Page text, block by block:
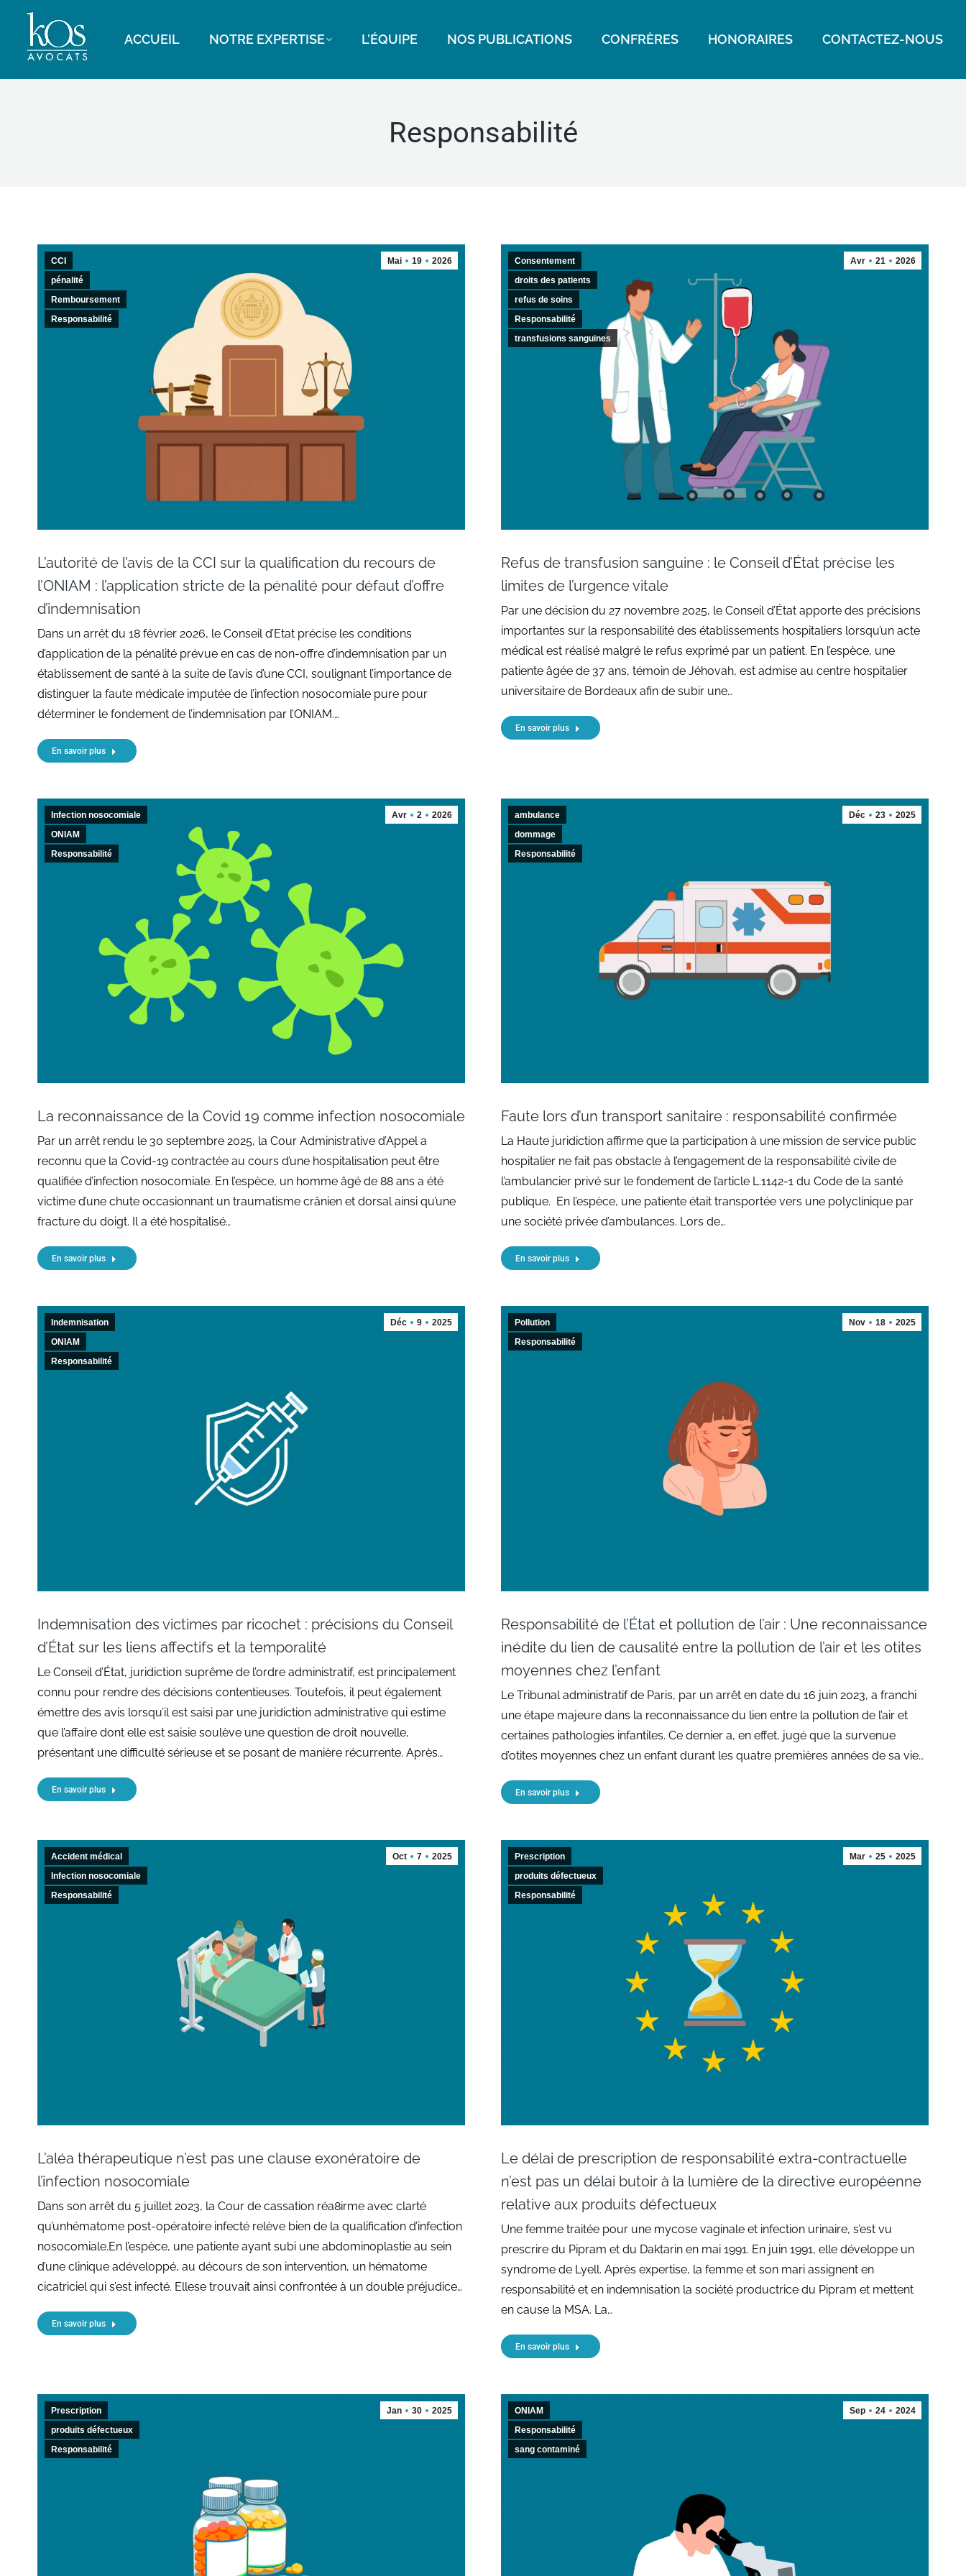
ACCUEIL NOTRE EXPERTISE L’ÉQUIPE NOS PUBLICATIONS CONFRÈRES HONORAIRES CONTACTEZ-NOUS
Responsabilité
Mai 19 2026
CCI
pénalité
Remboursement
Responsabilité
L’autorité de l’avis de la CCI sur la qualification du recours de
l’ONIAM : l’application stricte de la pénalité pour défaut d’offre
d’indemnisation
Dans un arrêt du 18 février 2026, le Conseil d’Etat précise les conditions
d’application de la pénalité prévue en cas de non-offre d’indemnisation par un
établissement de santé à la suite de l’avis d’une CCI, soulignant l’importance de
distinguer la faute médicale imputée de l’infection nosocomiale pure pour
déterminer le fondement de l’indemnisation par l’ONIAM.…
En savoir plus
Avr 21 2026
Consentement
droits des patients
refus de soins
Responsabilité
transfusions sanguines
Refus de transfusion sanguine : le Conseil d’État précise les
limites de l’urgence vitale
Par une décision du 27 novembre 2025, le Conseil d’État apporte des précisions
importantes sur la responsabilité des établissements hospitaliers lorsqu’un acte
médical est réalisé malgré le refus exprimé par un patient. En l’espèce, une
patiente âgée de 37 ans, témoin de Jéhovah, est admise au centre hospitalier
universitaire de Bordeaux afin de subir une…
En savoir plus
Avr 2 2026
Infection nosocomiale
ONIAM
Responsabilité
La reconnaissance de la Covid 19 comme infection nosocomiale
Par un arrêt rendu le 30 septembre 2025, la Cour Administrative d’Appel a
reconnu que la Covid-19 contractée au cours d’une hospitalisation peut être
qualifiée d’infection nosocomiale. En l’espèce, un homme âgé de 88 ans a été
victime d’une chute occasionnant un traumatisme crânien et dorsal ainsi qu’une
fracture du doigt. Il a été hospitalisé…
En savoir plus
Déc 23 2025
ambulance
dommage
Responsabilité
Faute lors d’un transport sanitaire : responsabilité confirmée
La Haute juridiction affirme que la participation à une mission de service public
hospitalier ne fait pas obstacle à l’engagement de la responsabilité civile de
l’ambulancier privé sur le fondement de l’article L.1142-1 du Code de la santé
publique. En l’espèce, une patiente était transportée vers une polyclinique par
une société privée d’ambulances. Lors de…
En savoir plus
Déc 9 2025
Indemnisation
ONIAM
Responsabilité
Indemnisation des victimes par ricochet : précisions du Conseil
d’État sur les liens affectifs et la temporalité
Le Conseil d’État, juridiction suprême de l’ordre administratif, est principalement
connu pour rendre des décisions contentieuses. Toutefois, il peut également
émettre des avis lorsqu’il est saisi par une juridiction administrative qui estime
que l’affaire dont elle est saisie soulève une question de droit nouvelle,
présentant une difficulté sérieuse et se posant de manière récurrente. Après…
En savoir plus
Nov 18 2025
Pollution
Responsabilité
Responsabilité de l’État et pollution de l’air : Une reconnaissance
inédite du lien de causalité entre la pollution de l’air et les otites
moyennes chez l’enfant
Le Tribunal administratif de Paris, par un arrêt en date du 16 juin 2023, a franchi
une étape majeure dans la reconnaissance du lien entre la pollution de l’air et
certaines pathologies infantiles. Ce dernier a, en effet, jugé que la survenue
d’otites moyennes chez un enfant durant les quatre premières années de sa vie…
En savoir plus
Oct 7 2025
Accident médical
Infection nosocomiale
Responsabilité
L’aléa thérapeutique n’est pas une clause exonératoire de
l’infection nosocomiale
Dans son arrêt du 5 juillet 2023, la Cour de cassation réa8irme avec clarté
qu’unhématome post-opératoire infecté relève bien de la qualification d’infection
nosocomiale.En l’espèce, une patiente ayant subi une abdominoplastie au sein
d’une clinique adéveloppé, au décours de son intervention, un hématome
cicatriciel qui s’est infecté. Ellese trouvait ainsi confrontée à un double préjudice…
En savoir plus
Mar 25 2025
Prescription
produits défectueux
Responsabilité
Le délai de prescription de responsabilité extra-contractuelle
n’est pas un délai butoir à la lumière de la directive européenne
relative aux produits défectueux
Une femme traitée pour une mycose vaginale et infection urinaire, s’est vu
prescrire du Pipram et du Daktarin en mai 1991. En juin 1991, elle développe un
syndrome de Lyell. Après expertise, la femme et son mari assignent en
responsabilité et en indemnisation la société productrice du Pipram et mettent
en cause la MSA. La…
En savoir plus
Jan 30 2025
Prescription
produits défectueux
Responsabilité
Sep 24 2024
ONIAM
Responsabilité
sang contaminé